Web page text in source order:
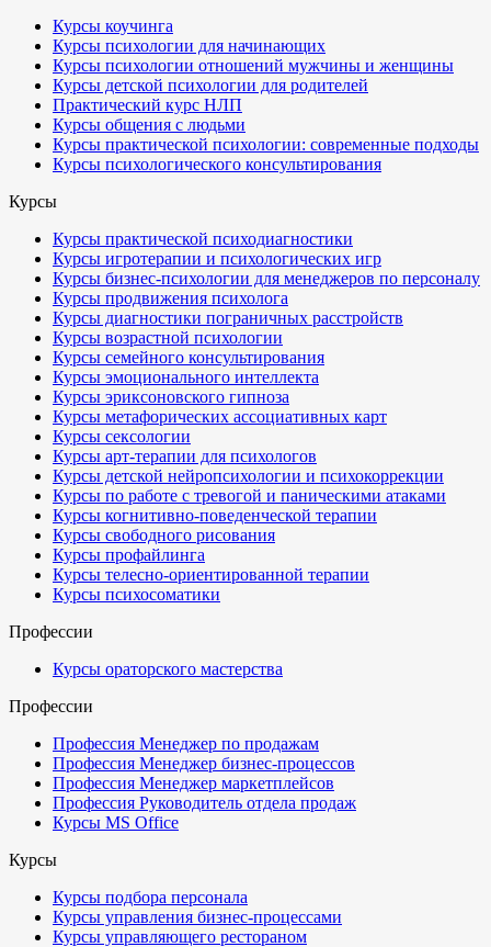
Курсы коучинга
Курсы психологии для начинающих
Курсы психологии отношений мужчины и женщины
Курсы детской психологии для родителей
Практический курс НЛП
Курсы общения с людьми
Курсы практической психологии: современные подходы
Курсы психологического консультирования
Курсы
Курсы практической психодиагностики
Курсы игротерапии и психологических игр
Курсы бизнес-психологии для менеджеров по персоналу
Курсы продвижения психолога
Курсы диагностики пограничных расстройств
Курсы возрастной психологии
Курсы семейного консультирования
Курсы эмоционального интеллекта
Курсы эриксоновского гипноза
Курсы метафорических ассоциативных карт
Курсы сексологии
Курсы арт-терапии для психологов
Курсы детской нейропсихологии и психокоррекции
Курсы по работе с тревогой и паническими атаками
Курсы когнитивно-поведенческой терапии
Курсы свободного рисования
Курсы профайлинга
Курсы телесно-ориентированной терапии
Курсы психосоматики
Профессии
Курсы ораторского мастерства
Профессии
Профессия Менеджер по продажам
Профессия Менеджер бизнес-процессов
Профессия Менеджер маркетплейсов
Профессия Руководитель отдела продаж
Курсы MS Office
Курсы
Курсы подбора персонала
Курсы управления бизнес-процессами
Курсы управляющего рестораном